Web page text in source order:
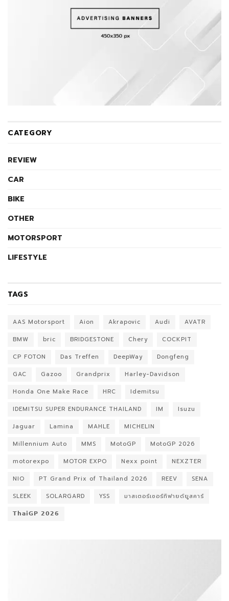
CATEGORY
REVIEW
CAR
BIKE
OTHER
MOTORSPORT
LIFESTYLE
TAGS
AAS Motorsport Aion Akrapovic Audi
AVATR
BMW
bric BRIDGESTONE Chery
COCKPIT
CP FOTON
Das Treffen DeepWay
Dongfeng
GAC
Gazoo Grandprix
Harley-Davidson
Honda One Make Race
HRC
Idemitsu
IDEMITSU SUPER ENDURANCE THAILAND
IM
Isuzu
Jaguar
Lamina MAHLE
MICHELIN
Millennium Auto
MMS MotoGP
MotoGP 2026
motorexpo
MOTOR EXPO Nexx point
NEXZTER
NIO
PT Grand Prix of Thailand 2026 REEV
SENA
SLEEK
SOLARGARD YSS
มาสเตอร์เซอร์ทิฟายด์ยูสคาร์
𝗧𝗵𝗮𝗶𝗚𝗣 𝟮𝟬𝟮𝟲